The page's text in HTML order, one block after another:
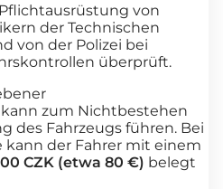
von
der Technischen
von der Polizei bei
überprüft.
zum Nichtbestehen
des Fahrzeugs führen. Bei
kann der Fahrer mit einem
CZK (etwa 80 €) belegt